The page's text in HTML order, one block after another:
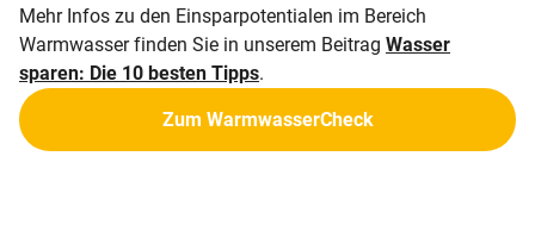
Mehr Infos zu den Einsparpotentialen im Bereich
Warmwasser finden Sie in unserem Beitrag Wasser
sparen: Die 10 besten Tipps.
Zum WarmwasserCheck